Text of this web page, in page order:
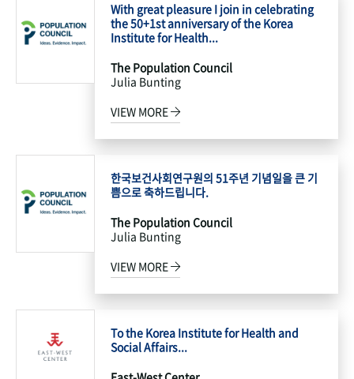
With great pleasure I join in celebrating
the 50+1st anniversary of the Korea
Institute for Health...
The Population Council
Julia Bunting
VIEW MORE
한국보건사회연구원의 51주년 기념일을 큰 기
쁨으로 축하드립니다.
The Population Council
Julia Bunting
VIEW MORE
To the Korea Institute for Health and
Social Affairs...